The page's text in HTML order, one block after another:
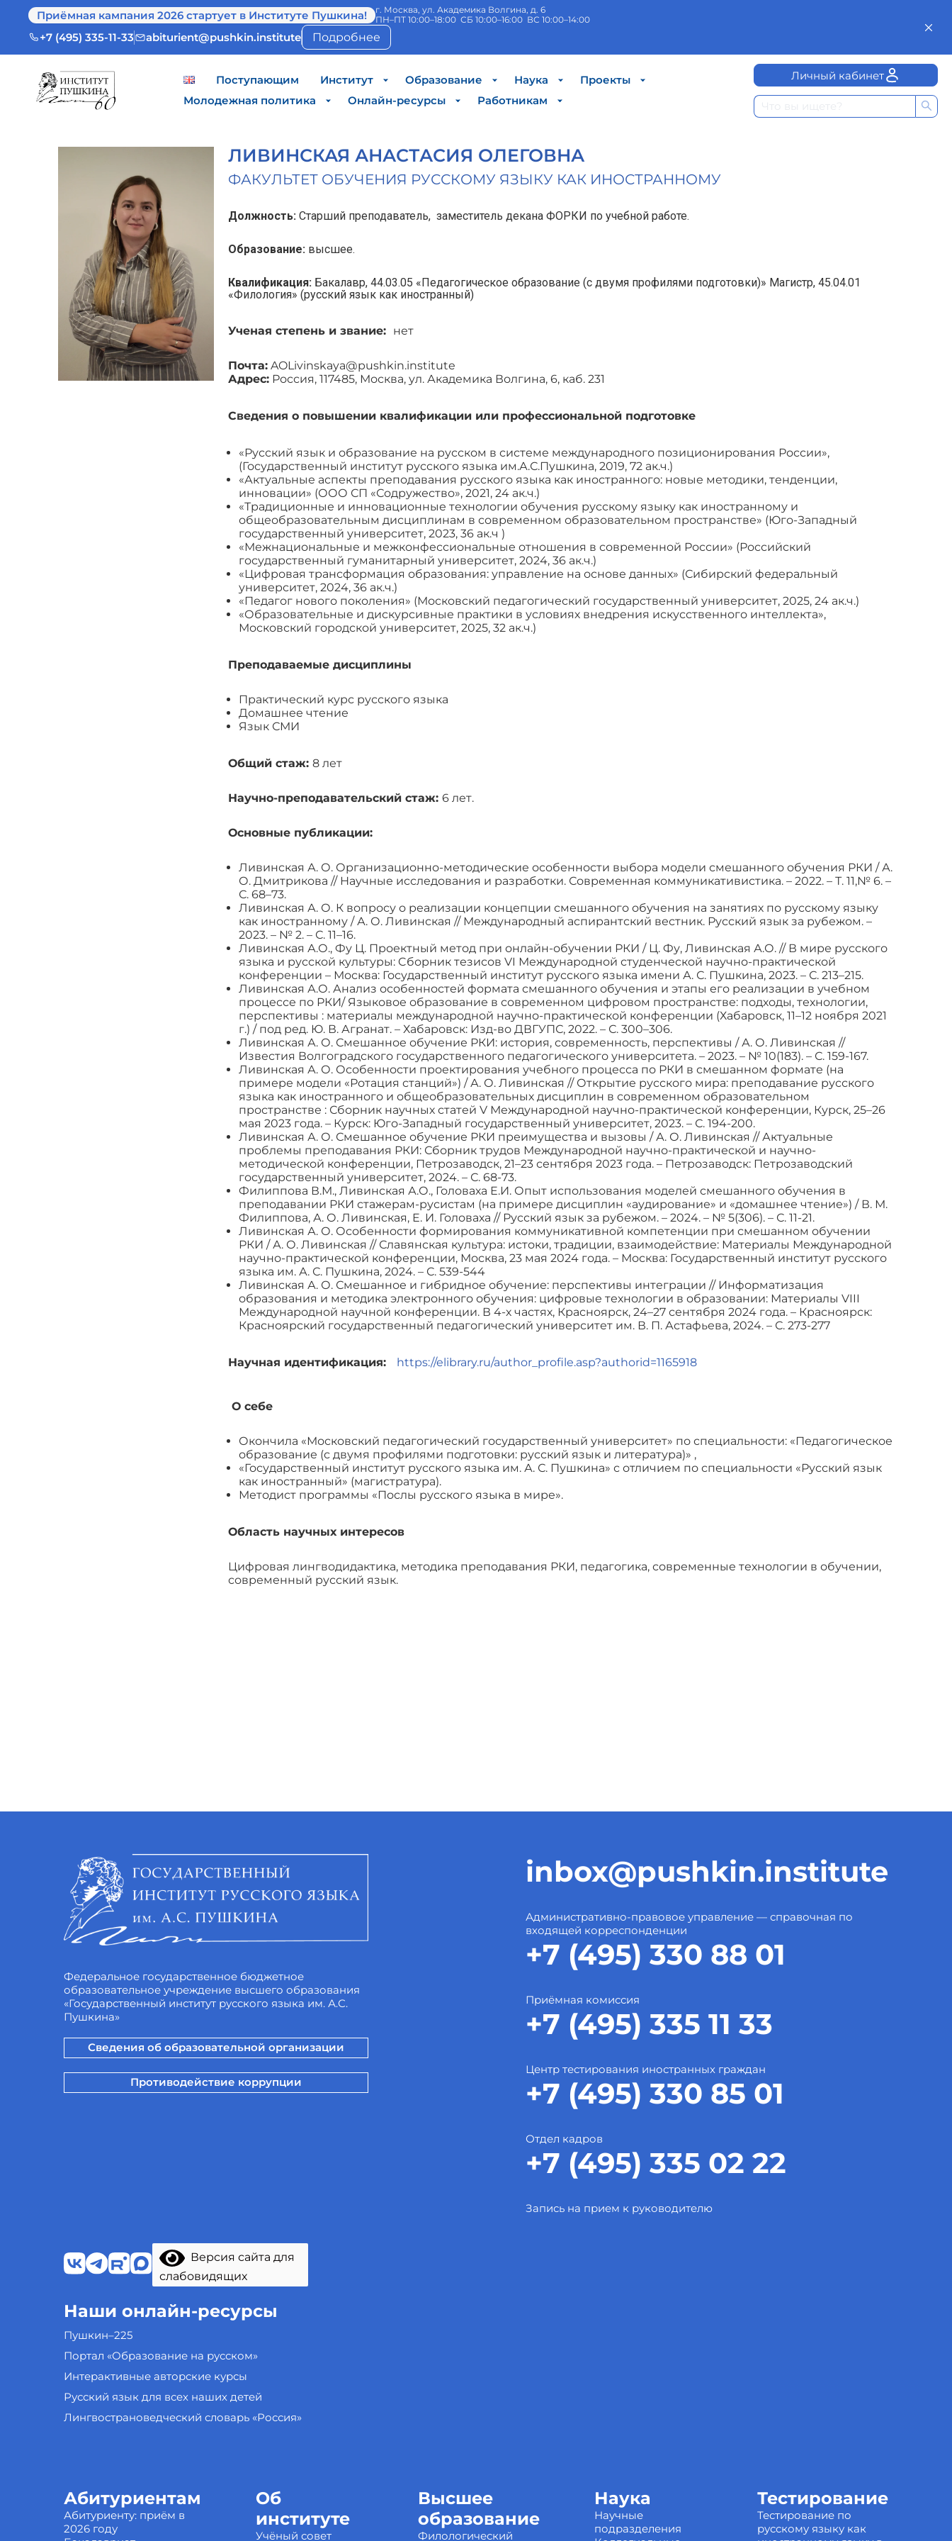
Приёмная кампания 2026 стартует в Институте Пушкина!
г. Москва, ул. Академика Волгина, д. 6
ПН–ПТ 10:00–18:00 СБ 10:00–16:00 ВС 10:00–14:00
+7 (495) 335-11-33 abiturient@pushkin.institute Подробнее
Поступающим Институт Образование Наука
Проекты
Молодежная политика
Онлайн-ресурсы Работникам
Личный кабинет
ЛИВИНСКАЯ АНАСТАСИЯ ОЛЕГОВНА
ФАКУЛЬТЕТ ОБУЧЕНИЯ РУССКОМУ ЯЗЫКУ КАК ИНОСТРАННОМУ
Должность: Cтарший преподаватель, заместитель декана ФОРКИ по учебной работе.
Образование: высшее.
Квалификация: Бакалавр, 44.03.05 «Педагогическое образование (с двумя профилями подготовки)» Магистр, 45.04.01
«Филология» (русский язык как иностранный)
Ученая степень и звание: нет
Почта: AOLivinskaya@pushkin.institute
Адрес: Россия, 117485, Москва, ул. Академика Волгина, 6, каб. 231
Сведения о повышении квалификации или профессиональной подготовке
«Русский язык и образование на русском в системе международного позиционирования России»,
(Государственный институт русского языка им.А.С.Пушкина, 2019, 72 ак.ч.)
«Актуальные аспекты преподавания русского языка как иностранного: новые методики, тенденции,
инновации» (ООО СП «Содружество», 2021, 24 ак.ч.)
«Традиционные и инновационные технологии обучения русскому языку как иностранному и
общеобразовательным дисциплинам в современном образовательном пространстве» (Юго-Западный
государственный университет, 2023, 36 ак.ч )
«Межнациональные и межконфессиональные отношения в современной России» (Российский
государственный гуманитарный университет, 2024, 36 ак.ч.)
«Цифровая трансформация образования: управление на основе данных» (Сибирский федеральный
университет, 2024, 36 ак.ч.)
«Педагог нового поколения» (Московский педагогический государственный университет, 2025, 24 ак.ч.)
«Образовательные и дискурсивные практики в условиях внедрения искусственного интеллекта»,
Московский городской университет, 2025, 32 ак.ч.)
Преподаваемые дисциплины
Практический курс русского языка
Домашнее чтение
Язык СМИ
Общий стаж: 8 лет
Научно-преподавательский стаж: 6 лет.
Основные публикации:
Ливинская А. О. Организационно-методические особенности выбора модели смешанного обучения РКИ / А.
О. Дмитрикова // Научные исследования и разработки. Современная коммуникативистика. – 2022. – Т. 11,№ 6. –
С. 68–73.
Ливинская А. О. К вопросу о реализации концепции смешанного обучения на занятиях по русскому языку
как иностранному / А. О. Ливинская // Международный аспирантский вестник. Русский язык за рубежом. –
2023. – № 2. – С. 11–16.
Ливинская А.О., Фу Ц. Проектный метод при онлайн-обучении РКИ / Ц. Фу, Ливинская А.О. // В мире русского
языка и русской культуры: Cборник тезисов VI Международной студенческой научно-практической
конференции – Москва: Государственный институт русского языка имени А. С. Пушкина, 2023. – С. 213–215.
Ливинская А.О. Анализ особенностей формата смешанного обучения и этапы его реализации в учебном
процессе по РКИ/ Языковое образование в современном цифровом пространстве: подходы, технологии,
перспективы : материалы международной научно-практической конференции (Хабаровск, 11–12 ноября 2021
г.) / под ред. Ю. В. Агранат. – Хабаровск: Изд-во ДВГУПС, 2022. – С. 300–306.
Ливинская А. О. Смешанное обучение РКИ: история, современность, перспективы / А. О. Ливинская //
Известия Волгоградского государственного педагогического университета. – 2023. – № 10(183). – С. 159-167.
Ливинская А. О. Особенности проектирования учебного процесса по РКИ в смешанном формате (на
примере модели «Ротация станций») / А. О. Ливинская // Открытие русского мира: преподавание русского
языка как иностранного и общеобразовательных дисциплин в современном образовательном
пространстве : Сборник научных статей V Международной научно-практической конференции, Курск, 25–26
мая 2023 года. – Курск: Юго-Западный государственный университет, 2023. – С. 194-200.
Ливинская А. О. Смешанное обучение РКИ преимущества и вызовы / А. О. Ливинская // Актуальные
проблемы преподавания РКИ: Сборник трудов Международной научно-практической и научно-
методической конференции, Петрозаводск, 21–23 сентября 2023 года. – Петрозаводск: Петрозаводский
государственный университет, 2024. – С. 68-73.
Филиппова В.М., Ливинская А.О., Головаха Е.И. Опыт использования моделей смешанного обучения в
преподавании РКИ стажерам-русистам (на примере дисциплин «аудирование» и «домашнее чтение») / В. М.
Филиппова, А. О. Ливинская, Е. И. Головаха // Русский язык за рубежом. – 2024. – № 5(306). – С. 11-21.
Ливинская А. О. Особенности формирования коммуникативной компетенции при смешанном обучении
РКИ / А. О. Ливинская // Славянская культура: истоки, традиции, взаимодействие: Материалы Международной
научно-практической конференции, Москва, 23 мая 2024 года. – Москва: Государственный институт русского
языка им. А. С. Пушкина, 2024. – С. 539-544
Ливинская А. О. Смешанное и гибридное обучение: перспективы интеграции // Информатизация
образования и методика электронного обучения: цифровые технологии в образовании: Материалы VIII
Международной научной конференции. В 4-х частях, Красноярск, 24–27 сентября 2024 года. – Красноярск:
Красноярский государственный педагогический университет им. В. П. Астафьева, 2024. – С. 273-277
Научная идентификация: https://elibrary.ru/author_profile.asp?authorid=1165918
О себе
Окончила «Московский педагогический государственный университет» по специальности: «Педагогическое
образование (с двумя профилями подготовки: русский язык и литература)» ,
«Государственный институт русского языка им. А. С. Пушкина» с отличием по специальности «Русский язык
как иностранный» (магистратура).
Методист программы «Послы русского языка в мире».
Область научных интересов
Цифровая лингводидактика, методика преподавания РКИ, педагогика, современные технологии в обучении,
современный русский язык.
Федеральное государственное бюджетное
образовательное учреждение высшего образования
«Государственный институт русского языка им. А.С.
Пушкина»
Сведения об образовательной организации
Противодействие коррупции
inbox@pushkin.institute
Административно-правовое управление — справочная по
входящей корреспонденции
+7 (495) 330 88 01
Приёмная комиссия
+7 (495) 335 11 33
Центр тестирования иностранных граждан
+7 (495) 330 85 01
Отдел кадров
+7 (495) 335 02 22
Запись на прием к руководителю
Версия сайта для
слабовидящих
Наши онлайн-ресурсы
Пушкин–225
Портал «Образование на русском»
Интерактивные авторские курсы
Русский язык для всех наших детей
Лингвострановедческий словарь «Россия»
Абитуриентам
Абитуриенту: приём в
2026 году
Об
институте
Учёный совет
Высшее
образование
Филологический
Наука
Научные
подразделения
Тестирование
Тестирование по
русскому языку как